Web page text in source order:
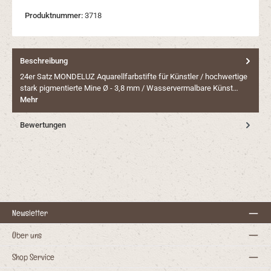
Produktnummer: 3718
Beschreibung
24er Satz MONDELUZ Aquarellfarbstifte für Künstler / hochwertige
stark pigmentierte Mine Ø - 3,8 mm / Wasservermalbare Künst…
Mehr
Bewertungen
Newsletter
Über uns
Shop Service